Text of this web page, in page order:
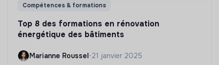
Compétences & formations
Top 8 des formations en rénovation
énergétique des bâtiments
Marianne Roussel•21 janvier 2025